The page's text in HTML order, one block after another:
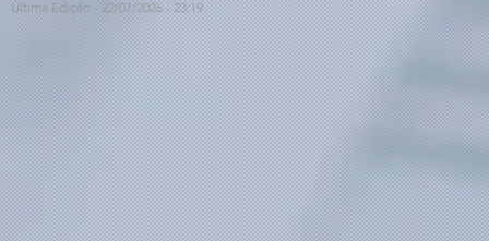
Última Edição - 22/07/2026 - 23:19